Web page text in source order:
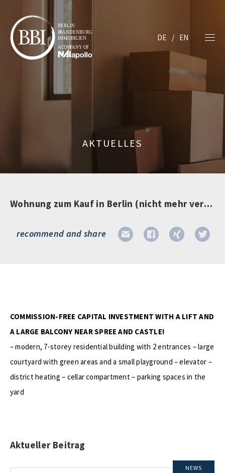
DE EN
AKTUELLES
Wohnung zum Kauf in Berlin (nicht mehr verfügbar)
recommend and share
COMMISSION-FREE CAPITAL INVESTMENT WITH A LIFT AND
A LARGE BALCONY NEAR SPREE AND CASTLE!
– modern, 7-storey residential building with 2 entrances – large
courtyard with green areas and a small playground – elevator –
district heating – cellar compartment – parking spaces in the
yard
Aktueller Beitrag
NEWS